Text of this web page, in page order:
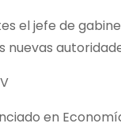
el jefe de
nuevas
en